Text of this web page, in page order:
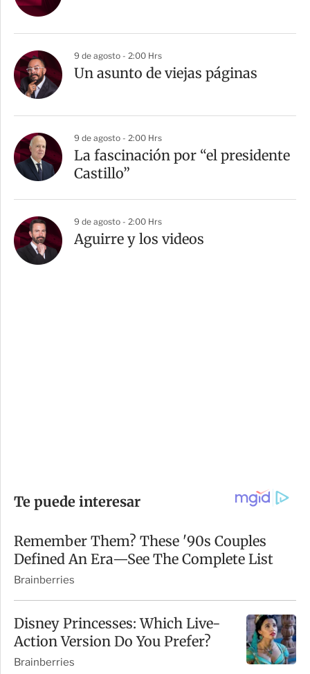
9 de agosto - 2:00 Hrs
Un asunto de viejas páginas
9 de agosto - 2:00 Hrs
La fascinación por “el presidente
Castillo”
9 de agosto - 2:00 Hrs
Aguirre y los videos